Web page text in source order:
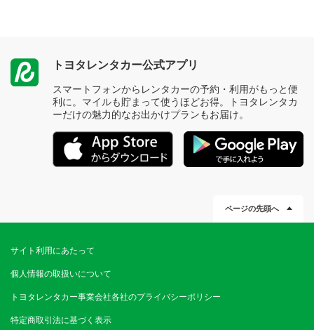
トヨタレンタカー公式アプリ
スマートフォンからレンタカーの予約・利用がもっと便
利に。マイルも貯まって使うほどお得。トヨタレンタカ
ーだけの魅力的なお出かけプランもお届け。
ページの先頭へ
サイト利用にあたって
個人情報の取扱いについて
トヨタレンタカー事業会社各社のプライバシーポリシー
特定商取引法に基づく表示